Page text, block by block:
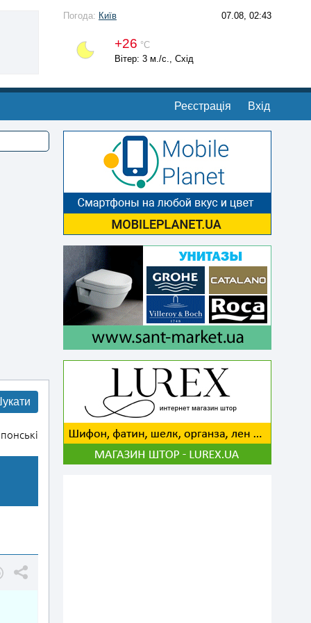
Погода: Київ 07.08, 02:43
+26 °С
Вітер: 3 м./с., Схід
Реєстрація Вхід